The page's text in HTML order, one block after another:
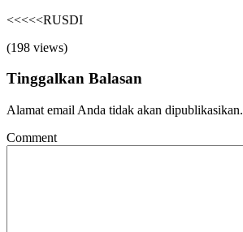
<<<<<RUSDI
(198 views)
Tinggalkan Balasan
Alamat email Anda tidak akan dipublikasikan.
Comment